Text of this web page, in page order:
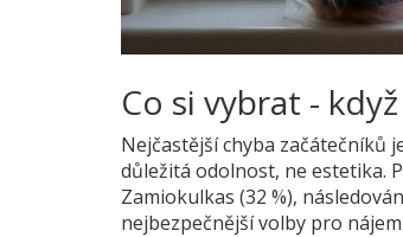
Co si vybrat -
Nejčastější chyba začátečníků
důležitá odolnost, ne estetika.
Zamiokulkas (32 %),
nejbezpečnější volby pro